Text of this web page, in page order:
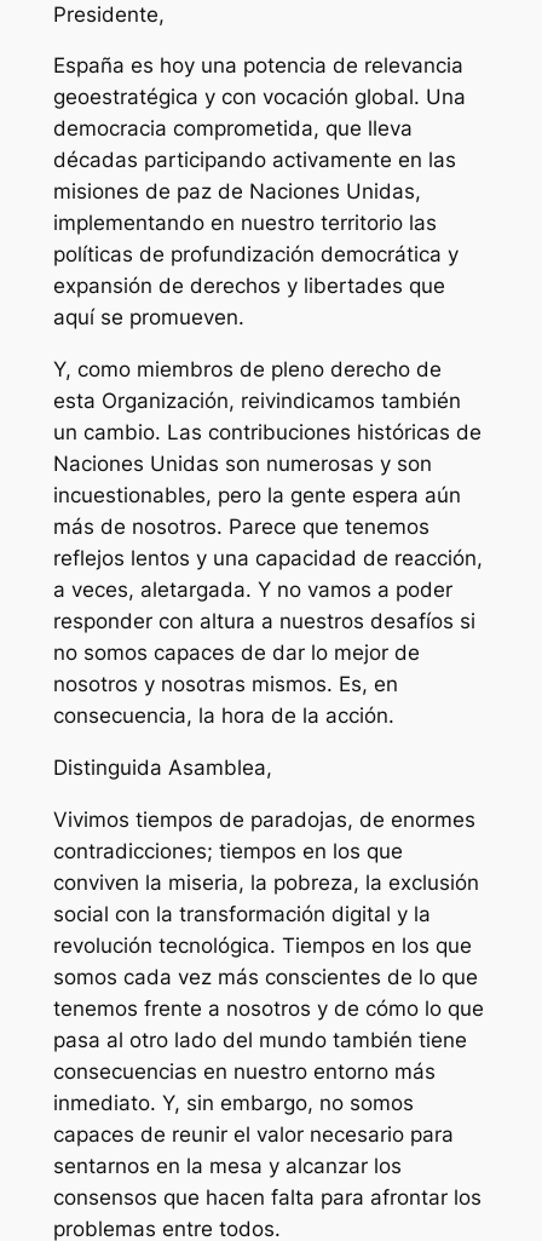
Presidente,
España es hoy una potencia de relevancia
geoestratégica y con vocación global. Una
democracia comprometida, que lleva
décadas participando activamente en las
misiones de paz de Naciones Unidas,
implementando en nuestro territorio las
políticas de profundización democrática y
expansión de derechos y libertades que
aquí se promueven.
Y, como miembros de pleno derecho de
esta Organización, reivindicamos también
un cambio. Las contribuciones históricas de
Naciones Unidas son numerosas y son
incuestionables, pero la gente espera aún
más de nosotros. Parece que tenemos
reflejos lentos y una capacidad de reacción,
a veces, aletargada. Y no vamos a poder
responder con altura a nuestros desafíos si
no somos capaces de dar lo mejor de
nosotros y nosotras mismos. Es, en
consecuencia, la hora de la acción.
Distinguida Asamblea,
Vivimos tiempos de paradojas, de enormes
contradicciones; tiempos en los que
conviven la miseria, la pobreza, la exclusión
social con la transformación digital y la
revolución tecnológica. Tiempos en los que
somos cada vez más conscientes de lo que
tenemos frente a nosotros y de cómo lo que
pasa al otro lado del mundo también tiene
consecuencias en nuestro entorno más
inmediato. Y, sin embargo, no somos
capaces de reunir el valor necesario para
sentarnos en la mesa y alcanzar los
consensos que hacen falta para afrontar los
problemas entre todos.